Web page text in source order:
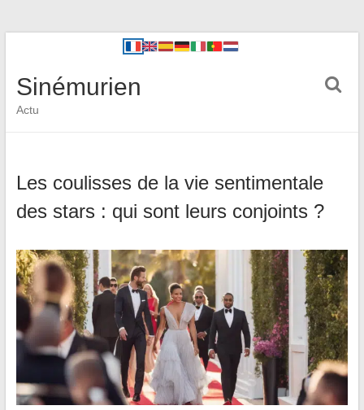
Sinémurien
Actu
Les coulisses de la vie sentimentale
des stars : qui sont leurs conjoints ?